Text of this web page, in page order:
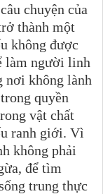
chuyện của
thành một
không được
làm người linh
nơi không lành
quyền
vật chất
ranh giới. Vì
không phải
để tìm
trung thực